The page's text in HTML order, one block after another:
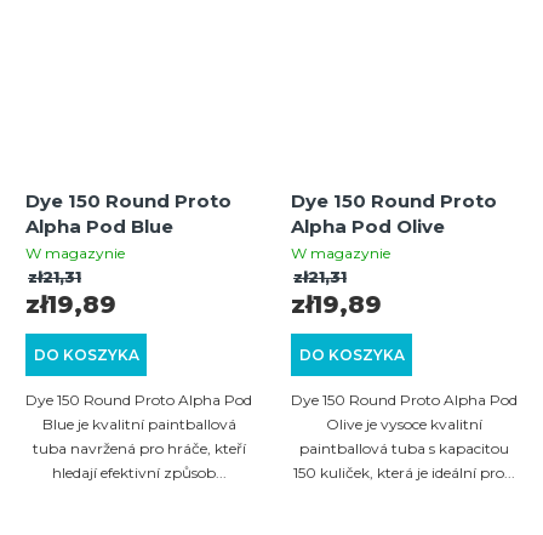
Dye 150 Round Proto
Alpha Pod Blue
W magazynie
DO KOSZYKA
zł19,89
zł21,31
Dye 150 Round Proto Alpha Pod
Blue je kvalitní paintballová
tuba navržená pro hráče, kteří
hledají efektivní způsob...
Dye 150 Round Proto
Alpha Pod Olive
W magazynie
DO KOSZYKA
zł19,89
zł21,31
Dye 150 Round Proto Alpha Pod
Olive je vysoce kvalitní
paintballová tuba s kapacitou
150 kuliček, která je ideální pro...